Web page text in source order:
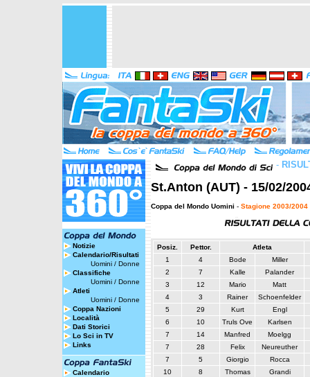
Notizie
Calendario/Risultati
Uomini / Donne
Classifiche
Uomini / Donne
Atleti
Uomini / Donne
Coppa Nazioni
Località
Dati Storici
Lo Sci in TV
Links
Calendario
-
St.Anton (AUT) - 15/02/
Coppa del Mondo Uomini - Stagione 2003/2004
Posiz. Pettor.
Atleta
1
4 Bode
Miller
2
7 Kalle
Palander
3
12 Mario
Matt
4
3 Rainer
Schoenfelder
5
29 Kurt
Engl
6
10 Truls Ove
Karlsen
7
14 Manfred
Moelgg
7
28 Felix
Neureuther
7
5 Giorgio
Rocca
10
8 Thomas
Grandi